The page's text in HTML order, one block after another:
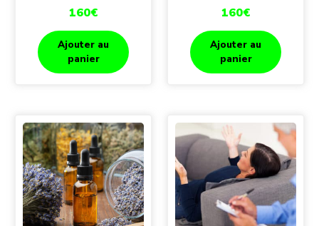
160€
Ajouter au
panier
160€
Ajouter au
panier